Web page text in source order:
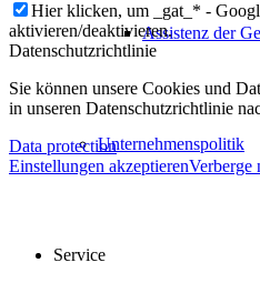
Assistenz der
Unternehmenspolitik
Service
Hier klicken, um _gat_* -
aktivieren/deaktivieren.
Datenschutzrichtlinie
Sie können unsere Cookies und
in unseren Datenschutzrichtlinie
Data protection
Einstellungen akzeptierenVerberge